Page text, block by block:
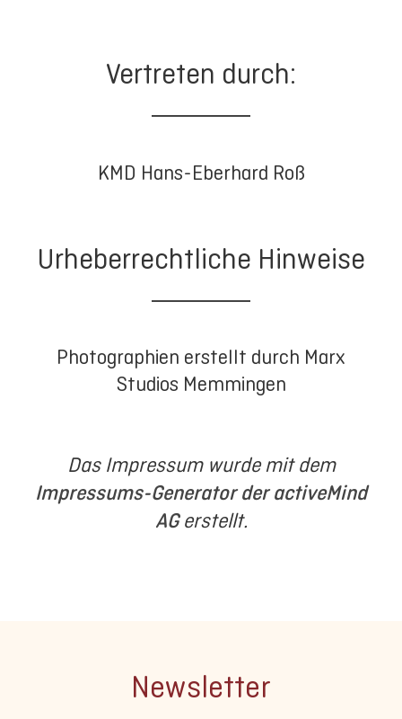
Vertreten durch:
KMD Hans-Eberhard Roß
Urheberrechtliche Hinweise
Photographien erstellt durch Marx
Studios Memmingen
Das Impressum wurde mit dem
Impressums-Generator der activeMind
AGerstellt.
Newsletter